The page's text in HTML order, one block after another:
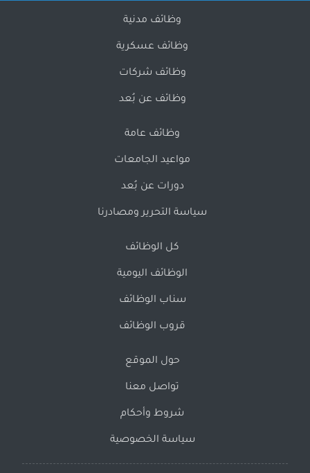
وظائف مدنية
وظائف عسكرية
وظائف شركات
وظائف عن بُعد
وظائف عامة
مواعيد الجامعات
دورات عن بُعد
سياسة التحرير ومصادرنا
كل الوظائف
الوظائف اليومية
سناب الوظائف
قروب الوظائف
حول الموقع
تواصل معنا
شروط وأحكام
سياسة الخصوصية